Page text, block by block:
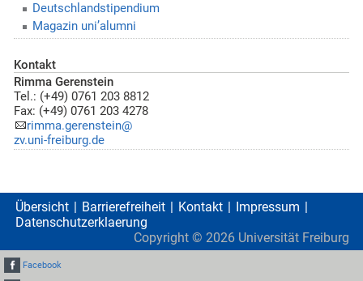
Deutschlandstipendium
Magazin uni’alumni
Kontakt
Rimma Gerenstein
Tel.: (+49) 0761 203 8812
Fax: (+49) 0761 203 4278
rimma.gerenstein@
zv.uni-freiburg.de
Übersicht Barrierefreiheit Kontakt
Impressum
Datenschutzerklaerung
Copyright © 2026 Universität Freiburg
Facebook